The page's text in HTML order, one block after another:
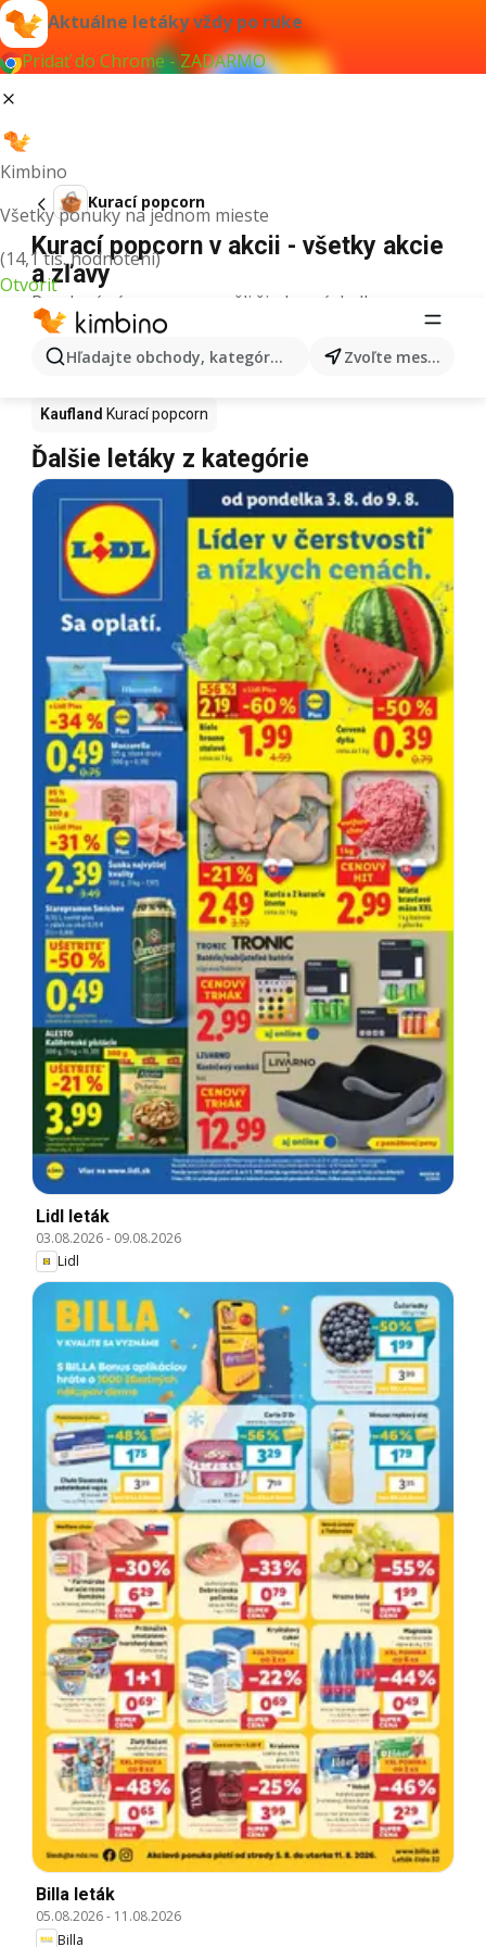
Aktuálne letáky vždy po ruke
Pridať do Chrome - ZADARMO
Kimbino
Všetky ponuky na jednom mieste
(14,1 tis. hodnotení)
Otvoriť
Hľadajte obchody, kategórie, produkty... Zvoľte mesto
Kurací popcorn
Kurací popcorn v akcii - všetky akcie
a zľavy
Pre daný výraz sme nenašli žiadne výsledky.
Kurací popcorn v akcii - Kde kúpiť?
Tesco Kurací popcorn Kurací popcorn
Kaufland Kurací popcorn
Ďalšie letáky z kategórie
Lidl leták
03.08.2026- 09.08.2026
Lidl
Billa leták
05.08.2026- 11.08.2026
Billa